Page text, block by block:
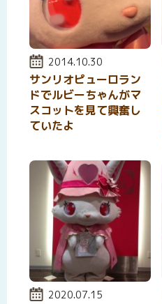
投稿日:
2014.10.30
サンリオピューロラン
ドでルビーちゃんがマ
スコットを見て興奮し
ていたよ
投稿日:
2020.07.15